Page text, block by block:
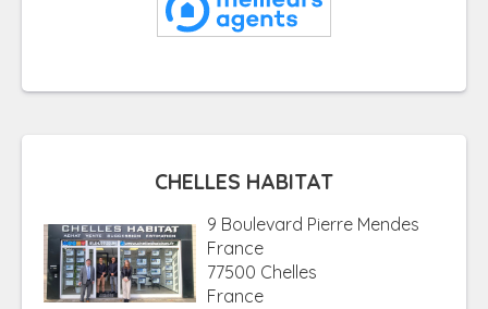
CHELLES HABITAT
9 Boulevard Pierre Mendes
France
77500 Chelles
France